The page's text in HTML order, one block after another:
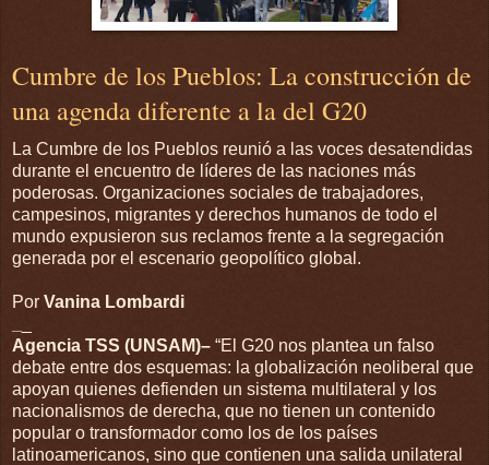
Cumbre de los Pueblos: La construcción de
una agenda diferente a la del G20
La Cumbre de los Pueblos reunió a las voces desatendidas
durante el encuentro de líderes de las naciones más
poderosas. Organizaciones sociales de trabajadores,
campesinos, migrantes y derechos humanos de todo el
mundo expusieron sus reclamos frente a la segregación
generada por el escenario geopolítico global.
Por Vanina Lombardi
Agencia TSS (UNSAM)– “El G20 nos plantea un falso
debate entre dos esquemas: la globalización neoliberal que
apoyan quienes defienden un sistema multilateral y los
nacionalismos de derecha, que no tienen un contenido
popular o transformador como los de los países
latinoamericanos, sino que contienen una salida unilateral